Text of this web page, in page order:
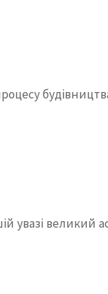
увазі великий